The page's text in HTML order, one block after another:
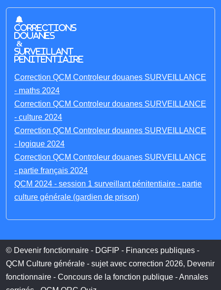
Corrections
Douanes
&
Surveillant
penitentiaire
Correction QCM Controleur douanes SURVEILLANCE
- maths 2024
Correction QCM Controleur douanes SURVEILLANCE
- culture 2024
Correction QCM Controleur douanes SURVEILLANCE
- logique 2024
Correction QCM Controleur douanes SURVEILLANCE
- partie français 2024
QCM 2024 - session 1 surveillant pénitentiaire - partie
culture générale (gardien de prison)
© Devenir fonctionnaire - DGFIP - Finances publiques -
QCM Culture générale - sujet avec correction 2026, Devenir
fonctionnaire - Concours de la fonction publique - Annales